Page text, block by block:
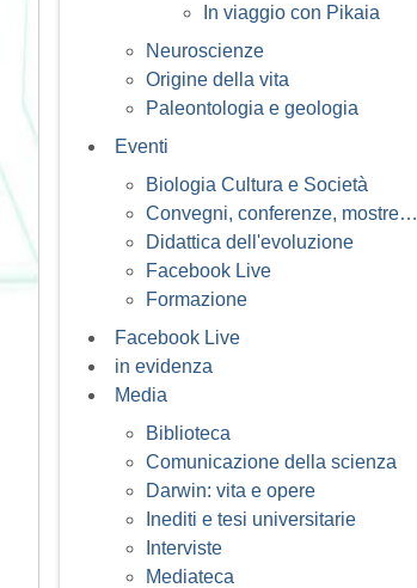
In viaggio con Pikaia
Neuroscienze
Origine della vita
Paleontologia e geologia
Eventi
Biologia Cultura e Società
Convegni, conferenze, mostre…
Didattica dell'evoluzione
Facebook Live
Formazione
Facebook Live
in evidenza
Media
Biblioteca
Comunicazione della scienza
Darwin: vita e opere
Inediti e tesi universitarie
Interviste
Mediateca